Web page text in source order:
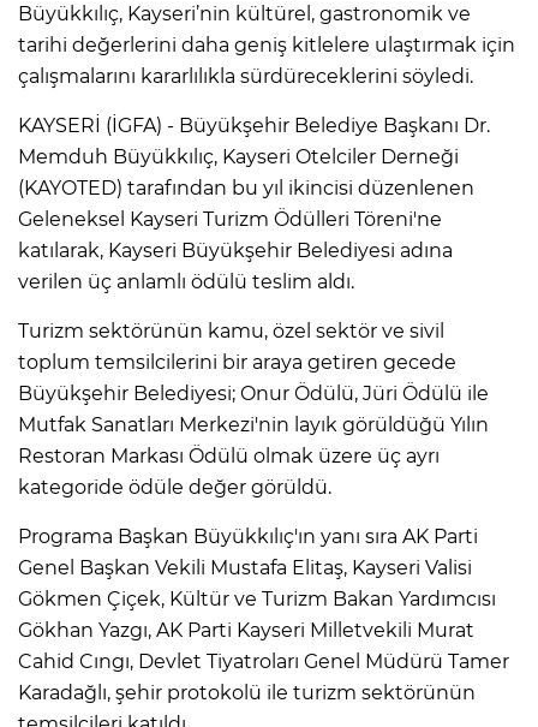
Büyükkılıç, Kayseri’nin kültürel, gastronomik ve
tarihi değerlerini daha geniş kitlelere ulaştırmak için
çalışmalarını kararlılıkla sürdüreceklerini söyledi.
KAYSERİ (İGFA) - Büyükşehir Belediye Başkanı Dr.
Memduh Büyükkılıç, Kayseri Otelciler Derneği
(KAYOTED) tarafından bu yıl ikincisi düzenlenen
Geleneksel Kayseri Turizm Ödülleri Töreni'ne
katılarak, Kayseri Büyükşehir Belediyesi adına
verilen üç anlamlı ödülü teslim aldı.
Turizm sektörünün kamu, özel sektör ve sivil
toplum temsilcilerini bir araya getiren gecede
Büyükşehir Belediyesi; Onur Ödülü, Jüri Ödülü ile
Mutfak Sanatları Merkezi'nin layık görüldüğü Yılın
Restoran Markası Ödülü olmak üzere üç ayrı
kategoride ödüle değer görüldü.
Programa Başkan Büyükkılıç'ın yanı sıra AK Parti
Genel Başkan Vekili Mustafa Elitaş, Kayseri Valisi
Gökmen Çiçek, Kültür ve Turizm Bakan Yardımcısı
Gökhan Yazgı, AK Parti Kayseri Milletvekili Murat
Cahid Cıngı, Devlet Tiyatroları Genel Müdürü Tamer
Karadağlı, şehir protokolü ile turizm sektörünün